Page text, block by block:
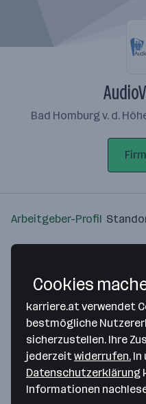
Bad Homburg v. d.
Arbeitgeber-Profil
Standort
Bitte stimme
Richtlinien
Cookies
karriere.at verwendet
bestmögliche
sicherzustellen. Ihre
jederzeitwiderrufen. In
Datenschutzerklärung
Informationen